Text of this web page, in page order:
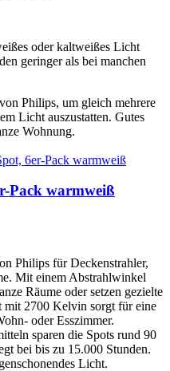
oder kaltweißes Licht
geringer als bei manchen
Philips, um gleich mehrere
Licht auszustatten. Gutes
Wohnung.
Pack warmweiß
Philips für Deckenstrahler,
Mit einem Abstrahlwinkel
Räume oder setzen gezielte
2700 Kelvin sorgt für eine
oder Esszimmer.
sparen die Spots rund 90
bei bis zu 15.000 Stunden.
Licht.